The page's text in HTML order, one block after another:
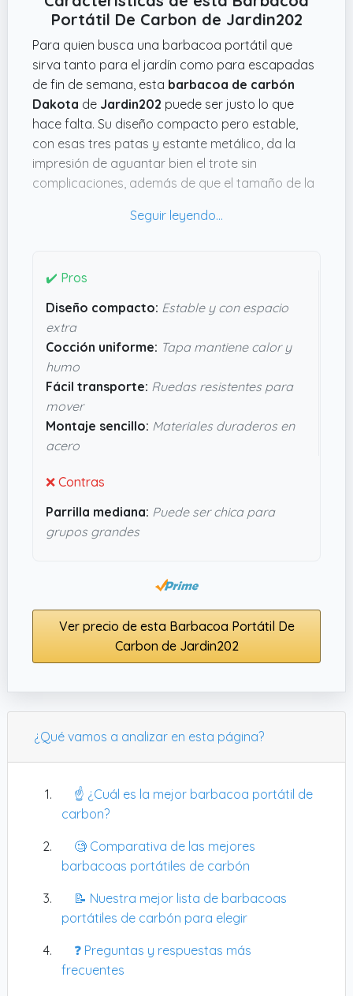
Portátil De Carbon de Jardin202
Para quien busca una barbacoa portátil que
sirva tanto para el jardín como para escapadas
de fin de semana, esta barbacoa de carbón
Dakota de Jardin202 puede ser justo lo que
hace falta. Su diseño compacto pero estable,
con esas tres patas y estante metálico, da la
impresión de aguantar bien el trote sin
complicaciones, además de que el tamaño de la
montar una buena comida sin que ocupe mucho
Lo que me gusta es que la tapa redonda
manejar el humo, lo que suele ser un lío en
barbacoas pequeñas. También las ruedas
facilitan moverla por la terraza o meterla en el
coche para el camping, sin hacer un drama.
Parece hecha para aguantar un uso frecuente,
con ese acero resistente y montaje sencillo.
Sinceramente, tiene buen punto para quien
quiere algo funcional y sin historias.
✔️ Pros
Diseño compacto: Estable y con espacio
extra
Cocción uniforme: Tapa mantiene calor y
humo
Fácil transporte: Ruedas resistentes para
mover
Montaje sencillo: Materiales duraderos en
acero
❌ Contras
Parrilla mediana: Puede ser chica para
grupos grandes
Ver precio de esta Barbacoa Portátil De
Carbon de Jardin202
¿Qué vamos a analizar en esta página?
☝️ ¿Cuál es la mejor barbacoa portátil de
carbon?
🧐 Comparativa de las mejores
barbacoas portátiles de carbón
📝 Nuestra mejor lista de barbacoas
portátiles de carbón para elegir
❓ Preguntas y respuestas más
frecuentes